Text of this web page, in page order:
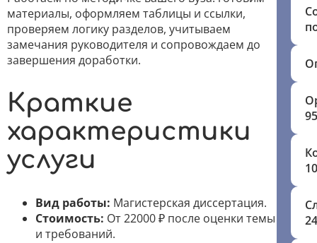
материалы, оформляем таблицы и ссылки,
проверяем логику разделов, учитываем
замечания руководителя и сопровождаем до
завершения доработки.
Краткие
характеристики
услуги
Вид работы: Магистерская диссертация.
Стоимость: От 22000 ₽ после оценки темы
и требований.